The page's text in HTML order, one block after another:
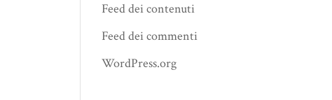
Feed dei contenuti
Feed dei commenti
WordPress.org